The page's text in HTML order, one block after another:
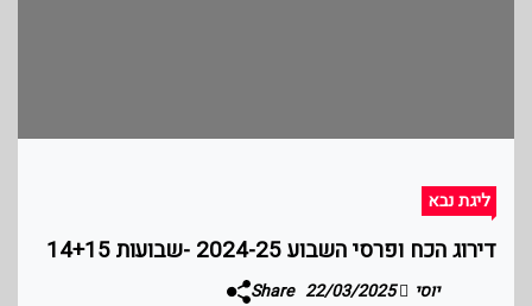
ליגת נבא
דירוג הכח ופרסי השבוע 2024-25 -שבועות 14+15
יוסי 22/03/2025
Share